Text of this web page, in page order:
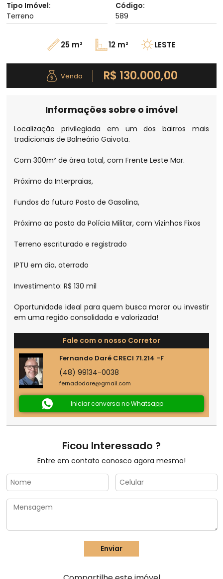
Código:
589
Tipo Imóvel:
Terreno
25 m² 12 m² LESTE
Venda R$ 130.000,00
Informações sobre o imóvel
Localização privilegiada em um dos bairros mais
tradicionais de Balneário Gaivota.
Com 300m² de àrea total, com Frente Leste Mar.
Próximo da Interpraias,
Fundos do futuro Posto de Gasolina,
Próximo ao posto da Polícia Militar, com Vizinhos Fixos
Terreno escriturado e registrado
IPTU em dia, aterrado
Investimento: R$ 130 mil
Oportunidade ideal para quem busca morar ou investir
em uma região consolidada e valorizada!
Fale com o nosso Corretor
Fernando Daré CRECI 71.214 -F
(48) 99134-0038
fernadodare@gmail.com
Iniciar conversa no Whatsapp
Ficou Interessado ?
Entre em contato conosco agora mesmo!